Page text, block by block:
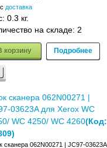
доставка
0.3 кг.
на складе: 2
корзину Подробнее
сканера 062N00271 |
03623A для Xerox WC
WC 4250/ WC 4260(Код:
)
сканера 062N00271 | JC97-03623A